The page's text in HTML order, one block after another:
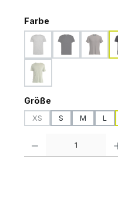
Farbeauswählen
(Diese Option ist zurzeit
(Diese Option
porcini
lichen
(Diese Option ist zurzeit
Größeauswählen
XS
(Diese Option ist zurzeit
S M L